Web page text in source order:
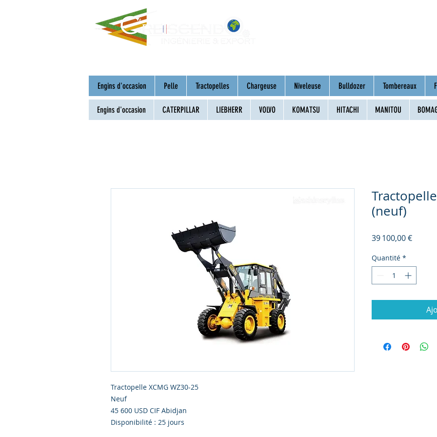
Engins d'occasion Pelle Tractopelles Chargeuse Niveleuse Bulldozer Tombereaux
Engins d'occasion CATERPILLAR LIEBHERR VOLVO KOMATSU HITACHI MANITOU
Tractopelle XCMG WZ30-25
Neuf
45 600 USD CIF Abidjan
Disponibilité : 25 jours
(neuf)
39 100,00 €Prix
Quantité *